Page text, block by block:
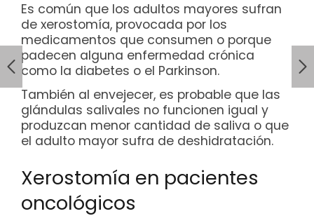
Es común que los adultos mayores sufran
de xerostomía, provocada por los
medicamentos que consumen o porque
padecen alguna enfermedad crónica
como la diabetes o el Parkinson.
También al envejecer, es probable que las
glándulas salivales no funcionen igual y
produzcan menor cantidad de saliva o que
el adulto mayor sufra de deshidratación.
Xerostomía en pacientes
oncológicos